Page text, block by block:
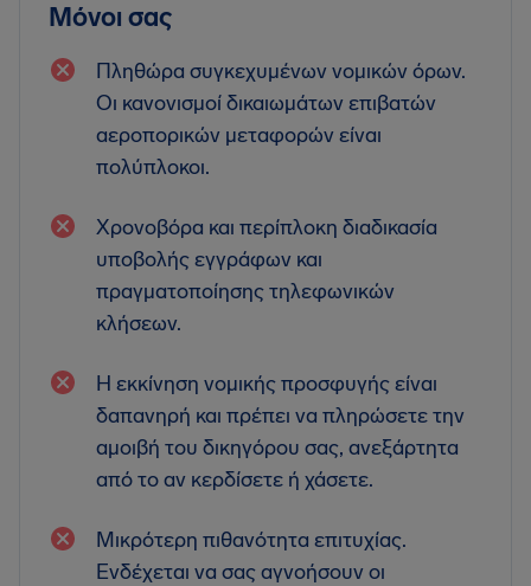
Μόνοι σας
Πληθώρα συγκεχυμένων νομικών όρων.
Οι κανονισμοί δικαιωμάτων επιβατών
αεροπορικών μεταφορών είναι
πολύπλοκοι.
Χρονοβόρα και περίπλοκη διαδικασία
υποβολής εγγράφων και
πραγματοποίησης τηλεφωνικών
κλήσεων.
Η εκκίνηση νομικής προσφυγής είναι
δαπανηρή και πρέπει να πληρώσετε την
αμοιβή του δικηγόρου σας, ανεξάρτητα
από το αν κερδίσετε ή χάσετε.
Μικρότερη πιθανότητα επιτυχίας.
Ενδέχεται να σας αγνοήσουν οι